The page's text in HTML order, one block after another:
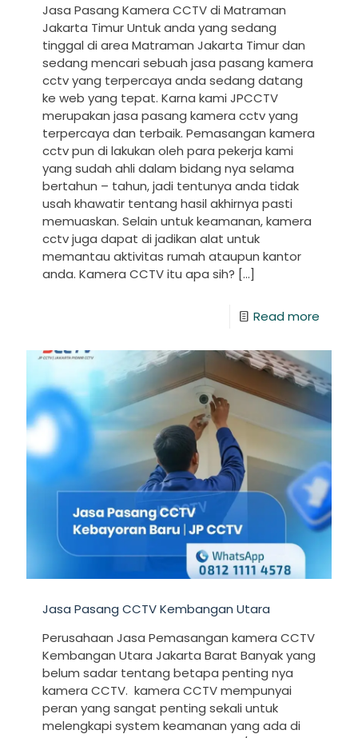
Jasa Pasang Kamera CCTV di Matraman
Jakarta Timur Untuk anda yang sedang
tinggal di area Matraman Jakarta Timur dan
sedang mencari sebuah jasa pasang kamera
cctv yang terpercaya anda sedang datang
ke web yang tepat. Karna kami JPCCTV
merupakan jasa pasang kamera cctv yang
terpercaya dan terbaik. Pemasangan kamera
cctv pun di lakukan oleh para pekerja kami
yang sudah ahli dalam bidang nya selama
bertahun – tahun, jadi tentunya anda tidak
usah khawatir tentang hasil akhirnya pasti
memuaskan. Selain untuk keamanan, kamera
cctv juga dapat di jadikan alat untuk
memantau aktivitas rumah ataupun kantor
anda. Kamera CCTV itu apa sih? […]
Read more
Jasa Pasang CCTV Kembangan Utara
Perusahaan Jasa Pemasangan kamera CCTV
Kembangan Utara Jakarta Barat Banyak yang
belum sadar tentang betapa penting nya
kamera CCTV. kamera CCTV mempunyai
peran yang sangat penting sekali untuk
melengkapi system keamanan yang ada di